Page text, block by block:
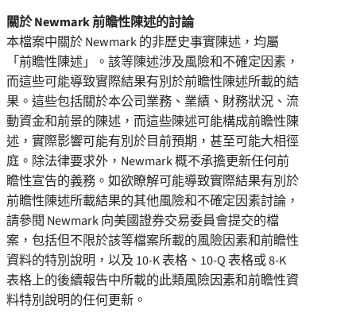
關於 Newmark 前瞻性陳述的討論
本檔案中關於 Newmark 的非歷史事實陳述，均屬
「前瞻性陳述」。該等陳述涉及風險和不確定因素，
而這些可能導致實際結果有別於前瞻性陳述所載的結
果。這些包括關於本公司業務、業績、財務狀況、流
動資金和前景的陳述，而這些陳述可能構成前瞻性陳
述，實際影響可能有別於目前預期，甚至可能大相徑
庭。除法律要求外，Newmark 概不承擔更新任何前
瞻性宣告的義務。如欲瞭解可能導致實際結果有別於
前瞻性陳述所載結果的其他風險和不確定因素討論，
請參閱 Newmark 向美國證券交易委員會提交的檔
案，包括但不限於該等檔案所載的風險因素和前瞻性
資料的特別說明，以及 10-K 表格、10-Q 表格或 8-K
表格上的後續報告中所載的此類風險因素和前瞻性資
料特別說明的任何更新。